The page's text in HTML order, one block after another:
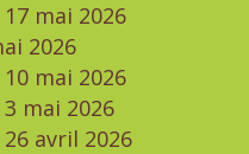
mai 2026
2026
mai 2026
mai 2026
avril 2026